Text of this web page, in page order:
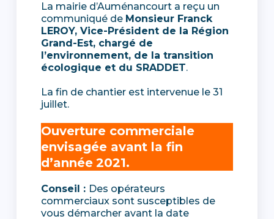
La mairie d’Auménancourt a reçu un
communiqué de Monsieur Franck
LEROY, Vice-Président de la Région
Grand-Est, chargé de
l’environnement, de la transition
écologique et du SRADDET.
La fin de chantier est intervenue le 31
juillet.
Ouverture commerciale
envisagée avant la fin
d’année 2021.
Conseil : Des opérateurs
commerciaux sont susceptibles de
vous démarcher avant la date